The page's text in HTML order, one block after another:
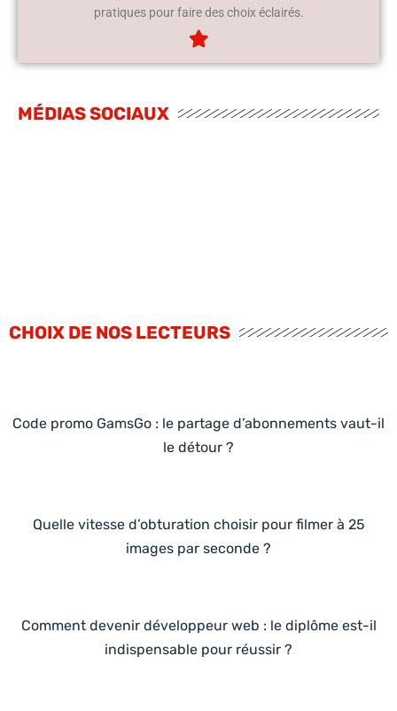
pratiques pour faire des choix éclairés.
MÉDIAS SOCIAUX
CHOIX DE NOS LECTEURS
Code promo GamsGo : le partage d’abonnements vaut-il
le détour ?
Quelle vitesse d’obturation choisir pour filmer à 25
images par seconde ?
Comment devenir développeur web : le diplôme est-il
indispensable pour réussir ?